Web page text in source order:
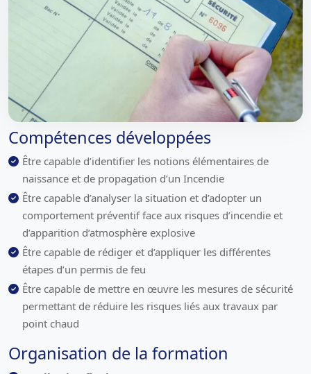
Compétences développées
Être capable d’identifier les notions élémentaires de
naissance et de propagation d’un Incendie
Être capable d’analyser la situation et d’adopter un
comportement préventif face aux risques d’incendie et
d’apparition d’atmosphère explosive
Être capable de rédiger et d’appliquer les différentes
étapes d’un permis de feu
Être capable de mettre en œuvre les mesures de sécurité
permettant de réduire les risques liés aux travaux par
point chaud
Organisation de la formation